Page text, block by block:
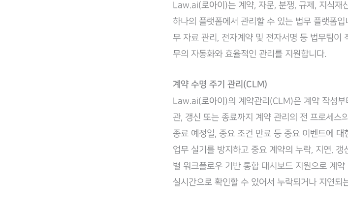
Law.ai(로아이)는 계약, 자문, 분쟁, 규제, 지식재
하나의 플랫폼에서 관리할 수 있는 법무 플랫폼
무 자료 관리, 전자계약 및 전자서명 등 법무팀이
무의 자동화와 효율적인 관리를 지원합니다.
계약 수명 주기 관리(CLM)
Law.ai(로아이)의 계약관리(CLM)은 계약 작성
관, 갱신 또는 종료까지 계약 관리의 전 프로세스
종료 예정일, 중요 조건 만료 등 중요 이벤트에 대
업무 실기를 방지하고 중요 계약의 누락, 지연, 갱
별 워크플로우 기반 통합 대시보드 지원으로 계
실시간으로 확인할 수 있어서 누락되거나 지연되